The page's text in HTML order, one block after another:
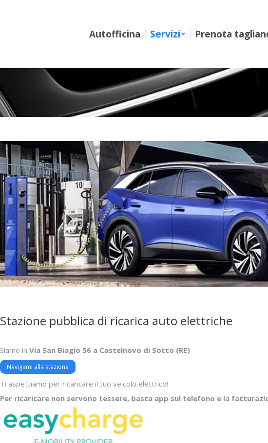
Autofficina Servizi Prenota
Stazione pubblica di ricarica auto elettriche
Siamo in Via San Biagio 56 a Castelnovo di Sotto (RE)
Navigami alla stazione
Ti aspettiamo per ricaricare il tuo veicolo elettrico!
Per ricaricare non servono tessere, basta app sul telefono e la